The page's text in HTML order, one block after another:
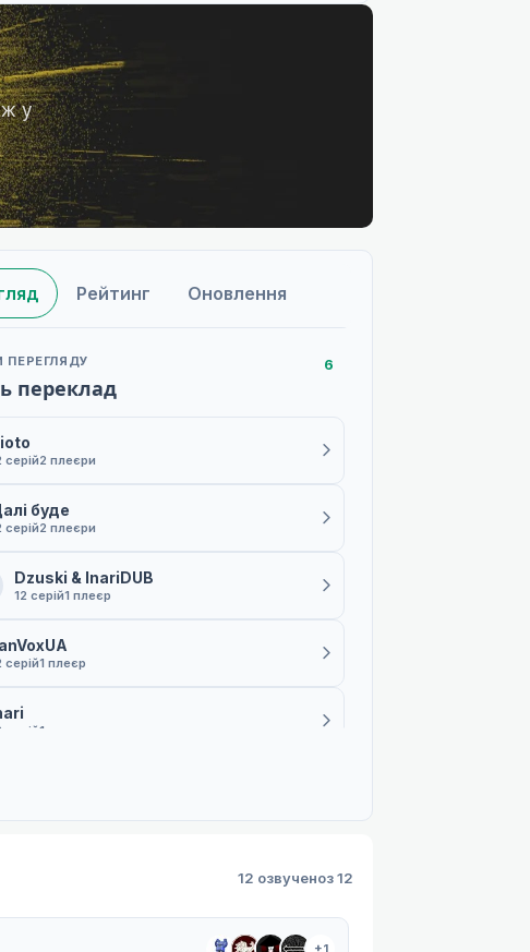
у
Рейтинг Оновлення
ПЕРЕГЛЯДУ
переклад
6
серій2 плеєри
буде
серій2 плеєри
Dzuski & InariDUB
12 серій1 плеєр
серій1 плеєр
серій1 плеєр
12 озвученоз 12
+1